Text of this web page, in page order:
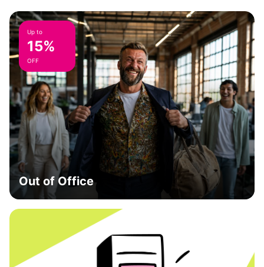
Up to
15%
OFF
Out of Office